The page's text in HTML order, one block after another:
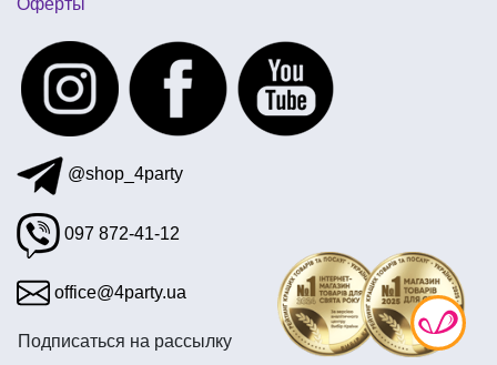
день рождения в стиле мстители
@shop_4party
097 872-41-12
office@4party.ua
Подписаться на рассылку